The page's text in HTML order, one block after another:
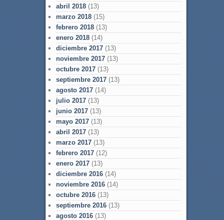
abril 2018(13)
marzo 2018(15)
febrero 2018(13)
enero 2018(14)
diciembre 2017(13)
noviembre 2017(13)
octubre 2017(13)
septiembre 2017(13)
agosto 2017(14)
julio 2017(13)
junio 2017(13)
mayo 2017(13)
abril 2017(13)
marzo 2017(13)
febrero 2017(12)
enero 2017(13)
diciembre 2016(14)
noviembre 2016(14)
octubre 2016(13)
septiembre 2016(13)
agosto 2016(13)